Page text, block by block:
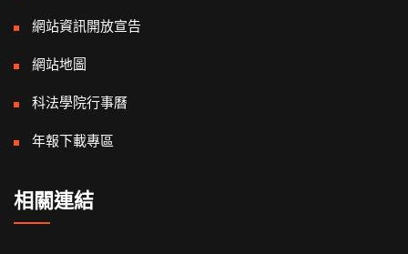
網站資訊開放宣告
網站地圖
科法學院行事曆
年報下載專區
相關連結